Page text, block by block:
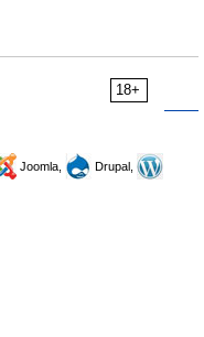
18+
Joomla,
Drupal,